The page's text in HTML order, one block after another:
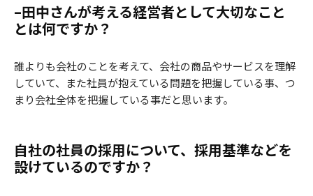
–田中さんが考える経営者として大切なこと
とは何ですか？
誰よりも会社のことを考えて、会社の商品やサービスを理解
していて、また社員が抱えている問題を把握している事、つ
まり会社全体を把握している事だと思います。
自社の社員の採用について、採用基準などを
設けているのですか？